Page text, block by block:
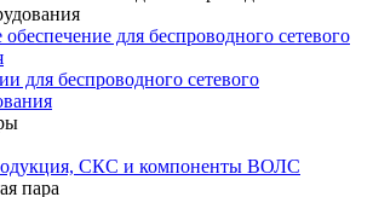
для беспроводного сетевого
для беспроводного сетевого
СКС и компоненты ВОЛС